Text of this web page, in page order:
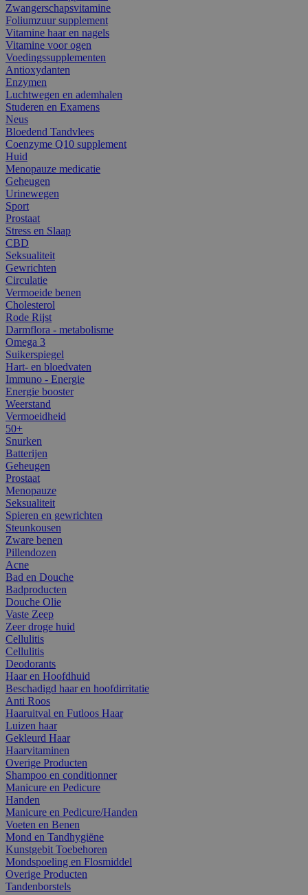
Zwangerschapsvitamine
Foliumzuur supplement
Vitamine haar en nagels
Vitamine voor ogen
Voedingssupplementen
Antioxydanten
Enzymen
Luchtwegen en ademhalen
Studeren en Examens
Neus
Bloedend Tandvlees
Coenzyme Q10 supplement
Huid
Menopauze medicatie
Geheugen
Urinewegen
Sport
Prostaat
Stress en Slaap
CBD
Seksualiteit
Gewrichten
Circulatie
Vermoeide benen
Cholesterol
Rode Rijst
Darmflora - metabolisme
Omega 3
Suikerspiegel
Hart- en bloedvaten
Immuno - Energie
Energie booster
Weerstand
Vermoeidheid
50+
Snurken
Batterijen
Geheugen
Prostaat
Menopauze
Seksualiteit
Spieren en gewrichten
Steunkousen
Zware benen
Pillendozen
Acne
Bad en Douche
Badproducten
Douche Olie
Vaste Zeep
Zeer droge huid
Cellulitis
Cellulitis
Deodorants
Haar en Hoofdhuid
Beschadigd haar en hoofdirritatie
Anti Roos
Haaruitval en Futloos Haar
Luizen haar
Gekleurd Haar
Haarvitaminen
Overige Producten
Shampoo en conditionner
Manicure en Pedicure
Handen
Manicure en Pedicure/Handen
Voeten en Benen
Mond en Tandhygiëne
Kunstgebit Toebehoren
Mondspoeling en Flosmiddel
Overige Producten
Tandenborstels